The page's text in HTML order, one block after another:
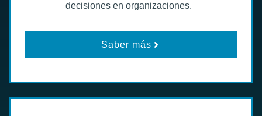
decisiones en organizaciones.
Saber más